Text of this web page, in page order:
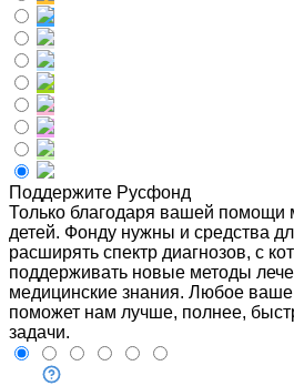
Поддержите Русфонд
Только благодаря вашей помощи
детей. Фонду нужны и средства
расширять спектр диагнозов, с
поддерживать новые методы
медицинские знания. Любое
поможет нам лучше, полнее,
задачи.